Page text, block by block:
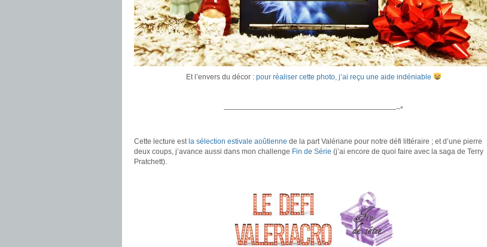
Et l’envers du décor : pour réaliser cette photo, j’ai reçu une aide indéniable
————————————————————————~*
Cette lecture est la sélection estivale aoûtienne de la part Valériane pour notre défi littéraire ; et d’une pierre
deux coups, j’avance aussi dans mon challenge Fin de Série (j’ai encore de quoi faire avec la saga de Terry
Pratchett).